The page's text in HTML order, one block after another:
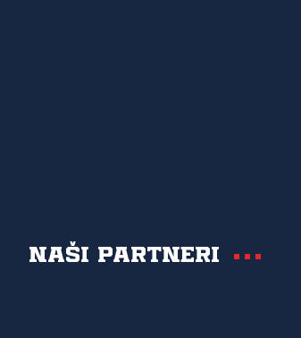
Naši partneri